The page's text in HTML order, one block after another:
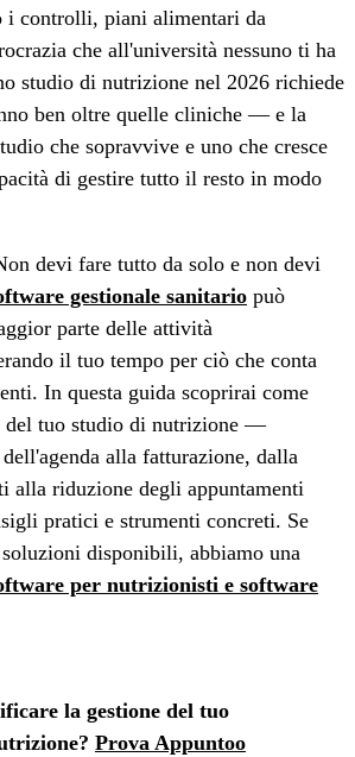
i controlli, piani alimentari da
che all'università nessuno ti ha
studio di nutrizione nel 2026 richiede
ben oltre quelle cliniche — e la
che sopravvive e uno che cresce
di gestire tutto il resto in modo
devi fare tutto da solo e non devi
gestionale sanitario può
parte delle attività
il tuo tempo per ciò che conta
In questa guida scoprirai come
del tuo studio di nutrizione —
alla fatturazione, dalla
alla riduzione degli appuntamenti
pratici e strumenti concreti. Se
disponibili, abbiamo una
per nutrizionisti e software
la gestione del tuo
Prova Appuntoo